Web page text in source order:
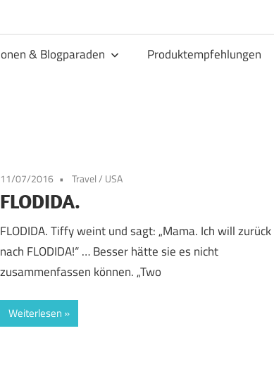
& Blogparaden Produktempfehlungen
11/07/2016 Travel/ USA
FLODIDA.
FLODIDA. Tiffy weint und sagt: „Mama. Ich will zurück
nach FLODIDA!“ … Besser hätte sie es nicht
zusammenfassen können. „Two
Weiterlesen